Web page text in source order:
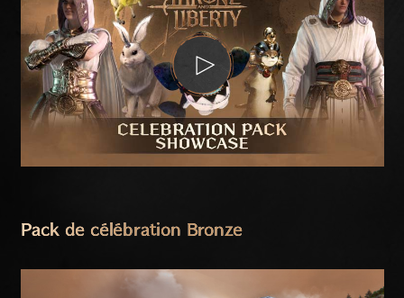
Pack de célébration Bronze